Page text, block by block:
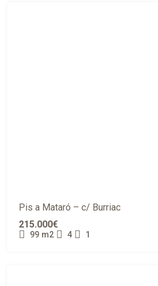
Pis a Mataró – c/ Burriac
215.000€
99 m2 4 1